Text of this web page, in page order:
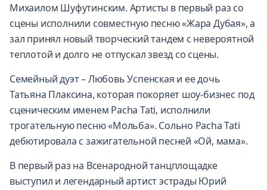
Михаилом Шуфутинским. Артисты в первый раз со
сцены исполнили совместную песню «Жара Дубая», а
зал принял новый творческий тандем с невероятной
теплотой и долго не отпускал звезд со сцены.
Семейный дуэт – Любовь Успенская и ее дочь
Татьяна Плаксина, которая покоряет шоу-бизнес под
сценическим именем Pacha Tati, исполнили
трогательную песню «Мольба». Сольно Pacha Tati
дебютировала с зажигательной песней «Ой, мама».
В первый раз на Всенародной танцплощадке
выступил и легендарный артист эстрады Юрий